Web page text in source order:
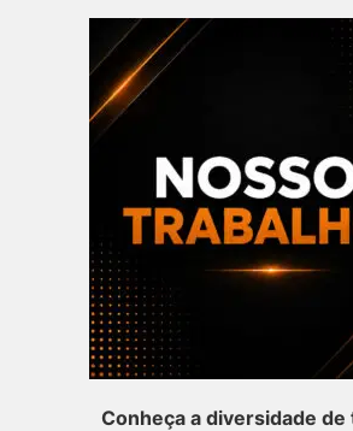
Conheça a diversidade de